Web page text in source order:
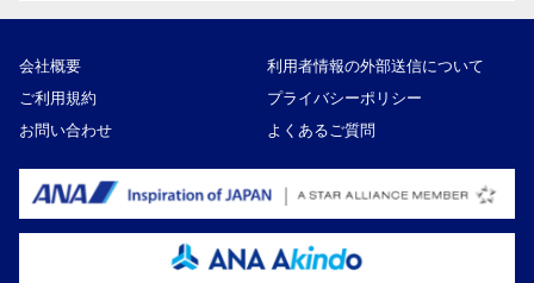
会社概要
利用者情報の外部送信について
ご利用規約
プライバシーポリシー
お問い合わせ
よくあるご質問